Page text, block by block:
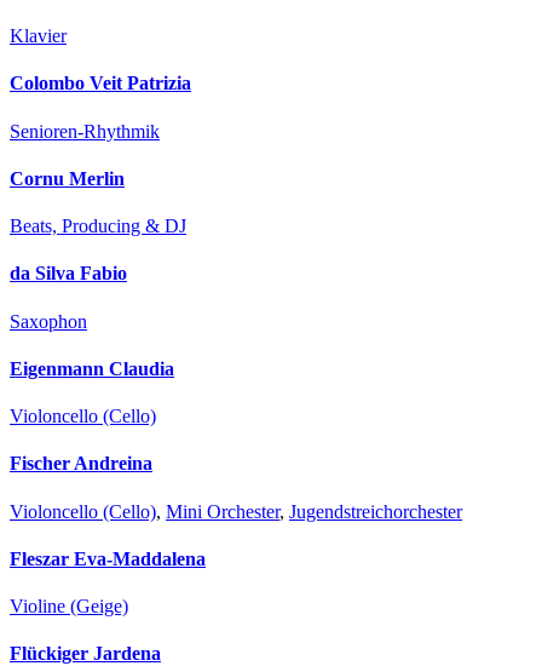
Klavier
Colombo Veit Patrizia
Senioren-Rhythmik
Cornu Merlin
Beats, Producing & DJ
da Silva Fabio
Saxophon
Eigenmann Claudia
Violoncello (Cello)
Fischer Andreina
Violoncello (Cello), Mini Orchester, Jugendstreichorchester
Fleszar Eva-Maddalena
Violine (Geige)
Flückiger Jardena